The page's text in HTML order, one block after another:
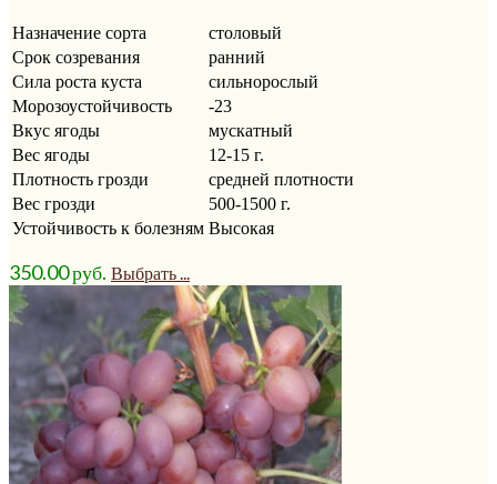
Назначение сорта
столовый
Срок созревания
ранний
Сила роста куста
сильнорослый
Морозоустойчивость
-23
Вкус ягоды
мускатный
Вес ягоды
12-15 г.
Плотность грозди
средней плотности
Вес грозди
500-1500 г.
Устойчивость к болезням Высокая
350.00руб. Выбрать ...